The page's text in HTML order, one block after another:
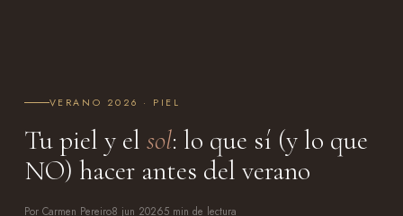
VERANO 2026 · PIEL
Tu piel y el sol: lo que sí (y lo que
NO) hacer antes del verano
Por Carmen Pereiro8 jun 20265 min de lectura